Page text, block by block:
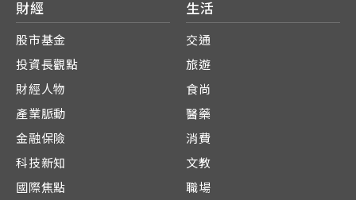
財經
股市基金
投資長觀點
財經人物
產業脈動
金融保險
科技新知
國際焦點
生活
交通
旅遊
食尚
醫藥
消費
文教
職場